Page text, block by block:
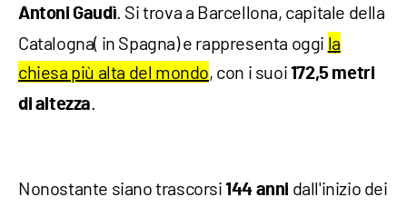
Antoni Gaudì. Si trova a Barcellona, capitale della
Catalogna( in Spagna) e rappresenta oggi la
chiesa più alta del mondo, con i suoi 172,5 metri
di altezza.
Nonostante siano trascorsi 144 anni dall'inizio dei